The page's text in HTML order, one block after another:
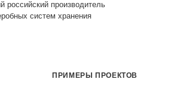
российский производитель
систем хранения
ПРИМЕРЫ ПРОЕКТОВ